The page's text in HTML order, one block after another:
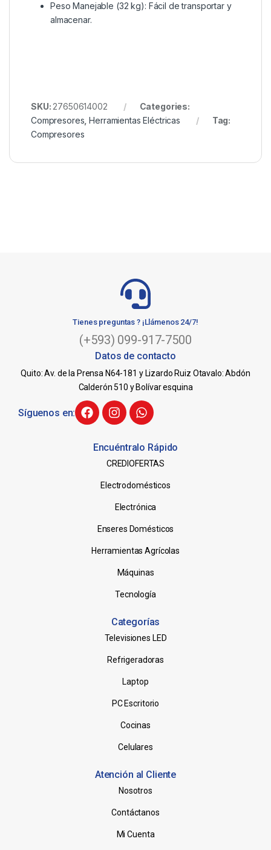
Peso Manejable (32 kg): Fácil de transportar y
almacenar.
SKU: 27650614002
Categories:
Compresores ,Herramientas Eléctricas
Tag:
Compresores
Tienes preguntas ? ¡Llámenos 24/7!
(+593) 099-917-7500
Datos de contacto
Quito: Av. de la Prensa N64-181 y Lizardo Ruiz Otavalo: Abdón
Calderón 510 y Bolívar esquina
Síguenos en:
Encuéntralo Rápido
CREDIOFERTAS
Electrodomésticos
Electrónica
Enseres Domésticos
Herramientas Agrícolas
Máquinas
Tecnología
Categorías
Televisiones LED
Refrigeradoras
Laptop
PC Escritorio
Cocinas
Celulares
Atención al Cliente
Nosotros
Contáctanos
Mi Cuenta